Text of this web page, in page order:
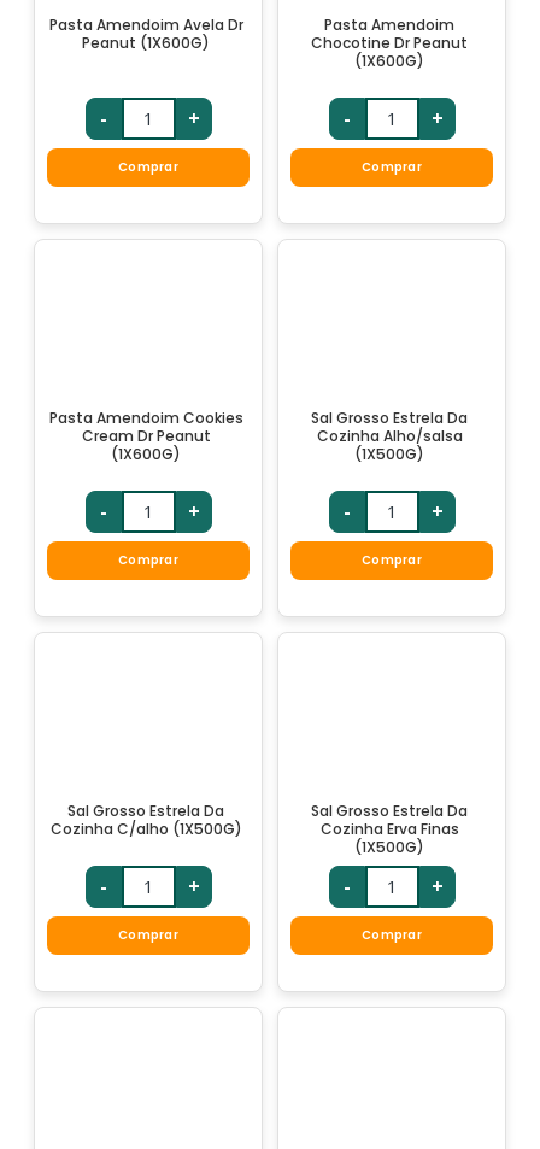
Pasta Amendoim Avela Dr
Peanut (1X600G)
- +
Comprar
Pasta Amendoim
Chocotine Dr Peanut
(1X600G)
- +
Comprar
Pasta Amendoim Cookies
Cream Dr Peanut
(1X600G)
- +
Comprar
Sal Grosso Estrela Da
Cozinha Alho/salsa
(1X500G)
- +
Comprar
Sal Grosso Estrela Da
Cozinha C/alho (1X500G)
- +
Comprar
Sal Grosso Estrela Da
Cozinha Erva Finas
(1X500G)
- +
Comprar